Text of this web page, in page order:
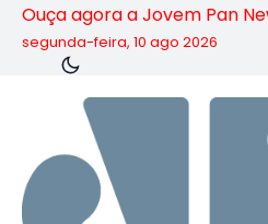
Ouça agora a Jovem Pan
segunda-feira, 10 ago 2026